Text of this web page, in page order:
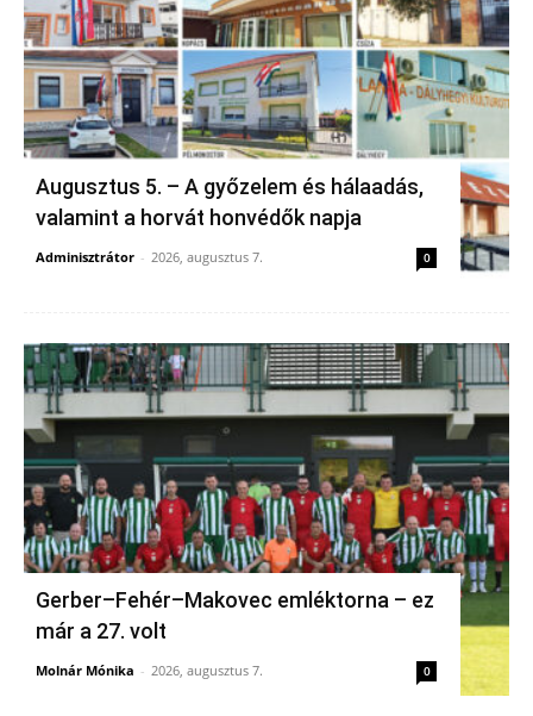
Augusztus 5. – A győzelem és hálaadás,
valamint a horvát honvédők napja
Adminisztrátor - 2026, augusztus 7. 0
Gerber–Fehér–Makovec emléktorna – ez
már a 27. volt
Molnár Mónika - 2026, augusztus 7. 0